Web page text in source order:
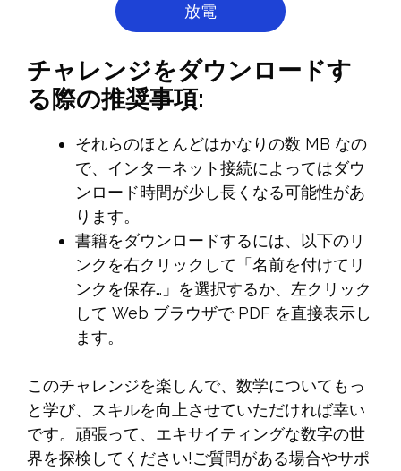
放電
チャレンジをダウンロードす
る際の推奨事項:
それらのほとんどはかなりの数 MB なの
で、インターネット接続によってはダウ
ンロード時間が少し長くなる可能性があ
ります。
書籍をダウンロードするには、以下のリ
ンクを右クリックして「名前を付けてリ
ンクを保存…」を選択するか、左クリック
して Web ブラウザで PDF を直接表示し
ます。
このチャレンジを楽しんで、数学についてもっ
と学び、スキルを向上させていただければ幸い
です。頑張って、エキサイティングな数字の世
界を探検してください!ご質問がある場合やサポ